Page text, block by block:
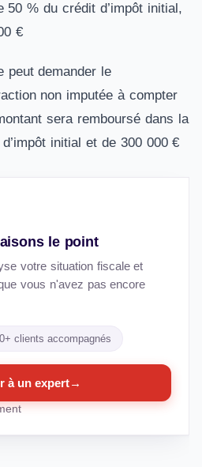
50 % du crédit d’impôt initial,
€
peut demander le
non imputée à compter
sera remboursé dans la
initial et de 300 000 €
le point
votre situation fiscale et
vous n'avez pas encore
clients accompagnés
à un expert→